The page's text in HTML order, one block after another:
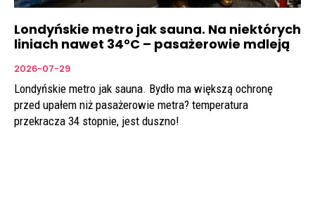
Londyńskie metro jak sauna. Na niektórych
liniach nawet 34°C – pasażerowie mdleją
2026-07-29
Londyńskie metro jak sauna. Bydło ma większą ochronę
przed upałem niż pasażerowie metra? temperatura
przekracza 34 stopnie, jest duszno!